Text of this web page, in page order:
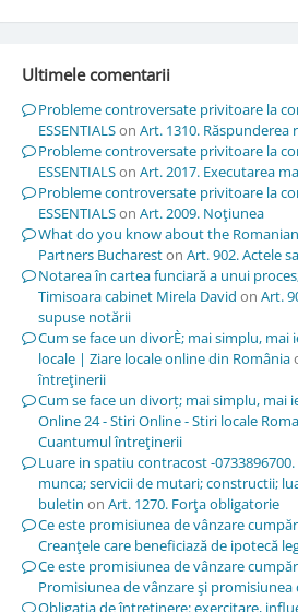
Ultimele comentarii
Probleme controversate privitoare la
ESSENTIALSon Art. 1310.
Probleme controversate privitoare la
ESSENTIALSon Art. 2017. Executarea
Probleme controversate privitoare la
ESSENTIALSon Art. 2009. Noţiunea
What do you know about the
Partners Buchareston Art. 902. Actele
Notarea în cartea funciară a unui
Timisoara cabinet Mirela David on Art.
supuse notării
Cum se face un divorÈ; mai simplu, mai
locale | Ziare locale online din România
întreţinerii
Cum se face un divorț; mai simplu, mai
Online 24 - Stiri Online - Stiri locale
Cuantumul întreţinerii
Luare in spatiu contracost -
munca; servicii de mutari; constructii;
buletin on Art. 1270. Forţa obligatorie
Ce este promisiunea de vânzare
Creanţele care beneficiază de ipotecă
Ce este promisiunea de vânzare
Promisiunea de vânzare şi
Obligația de întreținere: exercitare,